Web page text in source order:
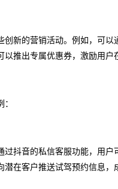
新的营销活动。例如，可
推出专属优惠券，激励用户
抖音的私信客服功能，用
在客户推送试驾预约信息